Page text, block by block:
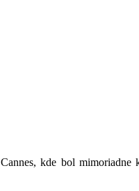
kde bol mimoriadne